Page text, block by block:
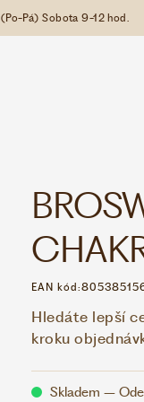
Pá) Sobota 9-12 hod.
EAN kód:
Hledáte lepší
kroku
Skladem –